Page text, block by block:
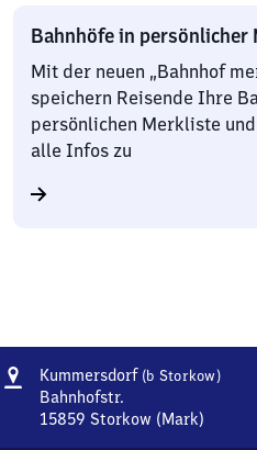
Bahnhöfe in
Mit der neuen „Bahnhof
speichern Reisende Ihre
persönlichen Merkliste
alle Infos zu
Adresse
Kummersdorf (b Storkow)
Bahnhofstr.
15859 Storkow (Mark)